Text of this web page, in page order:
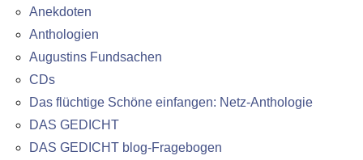
Anekdoten
Anthologien
Augustins Fundsachen
CDs
Das flüchtige Schöne einfangen: Netz-Anthologie
DAS GEDICHT
DAS GEDICHT blog-Fragebogen